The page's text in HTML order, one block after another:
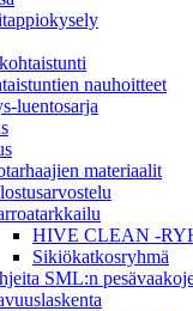
nauhoitteet
luentosarja
materiaalit
HIVE CLEAN -
Sikiökatkosryhmä
SML:n